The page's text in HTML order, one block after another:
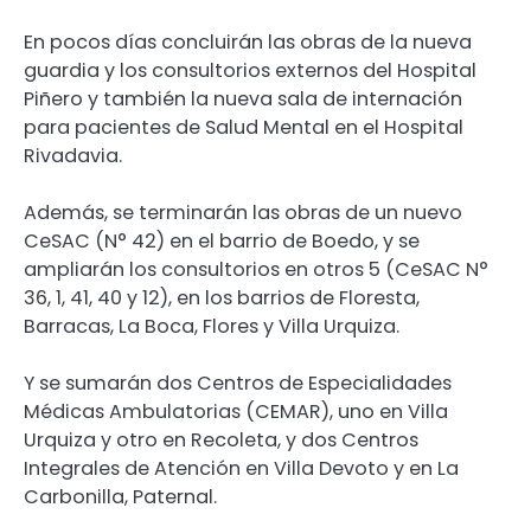
En pocos días concluirán las obras de la nueva
guardia y los consultorios externos del Hospital
Piñero y también la nueva sala de internación
para pacientes de Salud Mental en el Hospital
Rivadavia.
Además, se terminarán las obras de un nuevo
CeSAC (N° 42) en el barrio de Boedo, y se
ampliarán los consultorios en otros 5 (CeSAC N°
36, 1, 41, 40 y 12), en los barrios de Floresta,
Barracas, La Boca, Flores y Villa Urquiza.
Y se sumarán dos Centros de Especialidades
Médicas Ambulatorias (CEMAR), uno en Villa
Urquiza y otro en Recoleta, y dos Centros
Integrales de Atención en Villa Devoto y en La
Carbonilla, Paternal.